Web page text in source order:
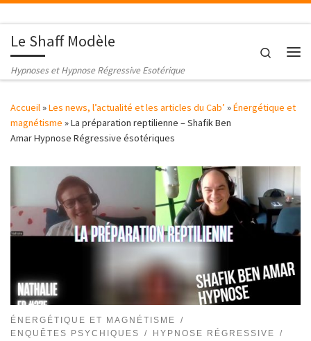
Le Shaff Modèle
Hypnoses et Hypnose Régressive Esotérique
Search
Accueil»Les news, l’actualité et les articles du Cab’ »Énergétique et
magnétisme »La préparation reptilienne – Shafik Ben
Amar Hypnose Régressive ésotériques
ÉNERGÉTIQUE ET MAGNÉTISME
ENQUÊTES PSYCHIQUES
HYPNOSE RÉGRESSIVE